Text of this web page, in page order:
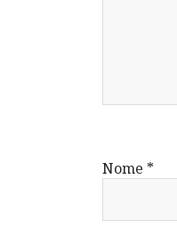
Nome *